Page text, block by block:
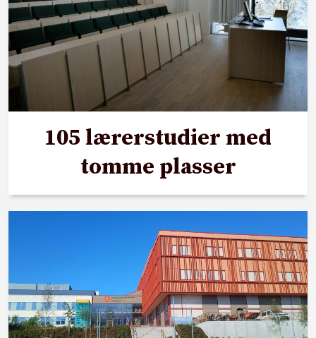
105 lærerstudier med
tomme plasser